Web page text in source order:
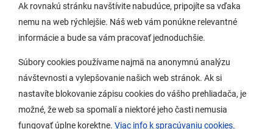
Ak rovnakú stránku navštívite nabudúce, pripojíte sa vďaka
nemu na web rýchlejšie. Náš web vám ponúkne relevantné
informácie a bude sa vám pracovať jednoduchšie.
Súbory cookies používame najmä na anonymnú analýzu
návštevnosti a vylepšovanie našich web stránok. Ak si
nastavíte blokovanie zápisu cookies do vášho prehliadača, je
možné, že web sa spomalí a niektoré jeho časti nemusia
fungovať úplne korektne. Viac info k spracúvaniu cookies.
Lamač[PDF, 157,04 KB]
Dátum vyvesenia: 04. 02. 2025
Dátum zvesenia: 19. 02. 2025
Zverejnenie zámeru pri prevodoch vlastníctva a
nájmoch majetku obce – pozemok parc. č. 537, k. ú.
Lamač[PDF, 156,76 KB]